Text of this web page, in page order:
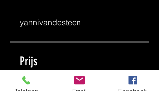
yannivandesteen
Prijs
€ 315,00